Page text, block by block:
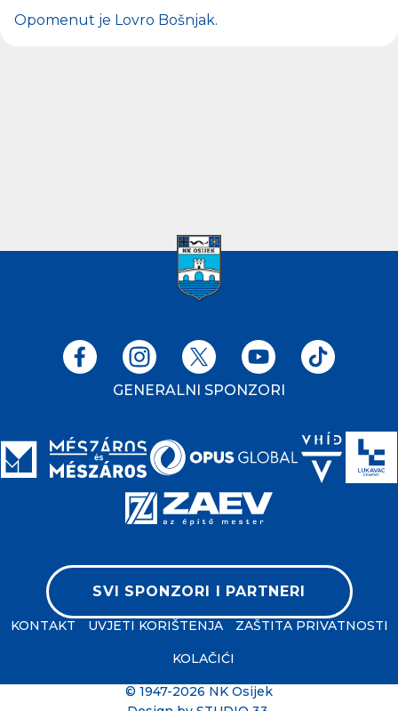
Opomenut je Lovro Bošnjak.
GENERALNI SPONZORI
SVI SPONZORI I PARTNERI
KONTAKT UVJETI KORIŠTENJA ZAŠTITA PRIVATNOSTI
KOLAČIĆI
© 1947-2026 NK Osijek